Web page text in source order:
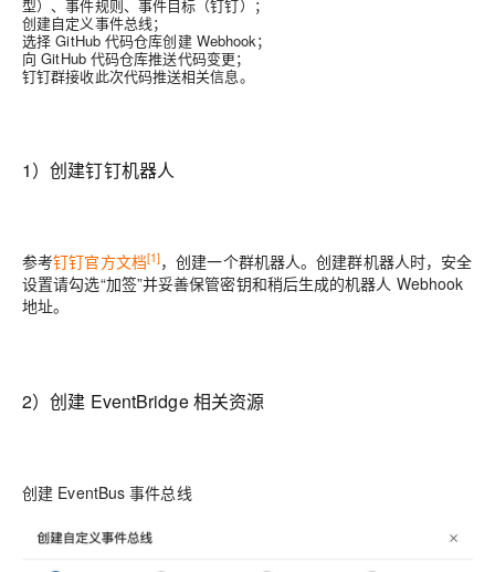
型）、事件规则、事件目标（钉钉）；
创建自定义事件总线；
选择 GitHub 代码仓库创建 Webhook；
向 GitHub 代码仓库推送代码变更；
钉钉群接收此次代码推送相关信息。
1）创建钉钉机器人
参考钉钉官方文档[1]，创建一个群机器人。创建群机器人时，安全
设置请勾选“加签”并妥善保管密钥和稍后生成的机器人 Webhook
地址。
2）创建 EventBridge 相关资源
创建 EventBus 事件总线